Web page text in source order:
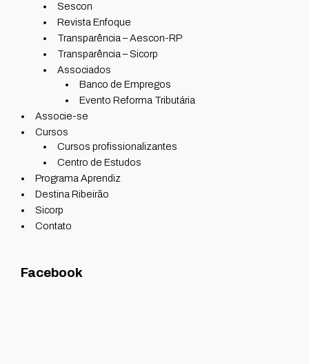
Sescon
Revista Enfoque
Transparência – Aescon-RP
Transparência – Sicorp
Associados
Banco de Empregos
Evento Reforma Tributária
Associe-se
Cursos
Cursos profissionalizantes
Centro de Estudos
Programa Aprendiz
Destina Ribeirão
Sicorp
Contato
Facebook